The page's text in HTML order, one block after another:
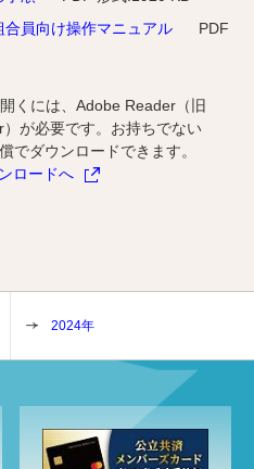
員向け操作マニュアル
PDF
くには、Adobe Reader（旧
が必要です。お持ちでない
でダウンロードできます。
ロードへ
2024年